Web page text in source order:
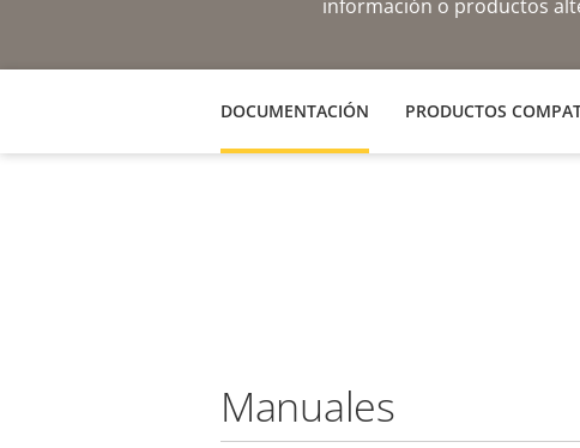
información o productos
DOCUMENTACIÓN PRODUCTOS
Manuales